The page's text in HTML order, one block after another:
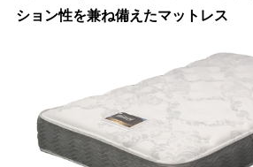
ション性を兼ね備えたマットレス